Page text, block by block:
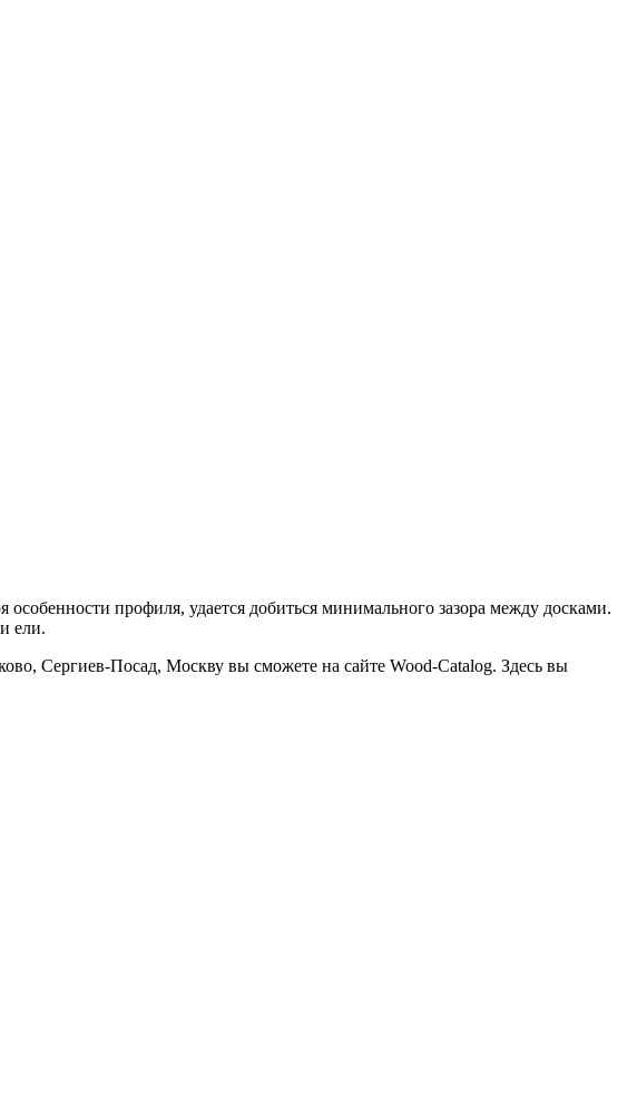
профиля, удается добиться минимального зазора между досками.
ели.
Сергиев-Посад, Москву вы сможете на сайте Wood-Catalog. Здесь вы